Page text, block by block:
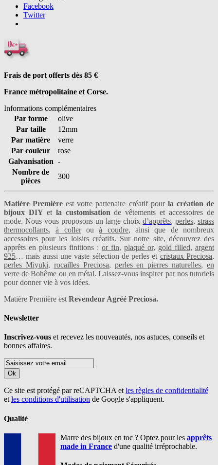
Facebook
Twitter
Frais de port offerts dès 85 €
France métropolitaine et Corse.
Informations complémentaires
Par forme
olive
Par taille
12mm
Par matière
verre
Par couleur
rose
Galvanisation -
Nombre de
pièces
300
Matière Première est votre partenaire créatif pourla création de
bijoux DIY etla customisation de vêtements et accessoires de
mode. Nous vous proposons un large choix d’apprêts, perles, strass
thermocollants,à collerouà coudre, ainsi que de nombreux
accessoires pour les loisirs créatifs. Sur notre site, découvrez des
apprêts en plusieurs finitions : or fin, plaqué or, gold filled, argent
925… mais aussi une vaste sélection de perles et cristaux Preciosa,
perles Miyuki, rocailles Preciosa, perles en pierres naturelles, en
verre de Bohême ou en métal. Laissez-vous inspirer par nostutoriels
pour donner vie à vos idées.
Matière Première est Revendeur Agréé Preciosa.
Newsletter
Inscrivez-vous et recevez les nouveautés, nos astuces, conseils et
bonnes affaires.
Ok
Ce site est protégé par reCAPTCHA etles règles de confidentialité
etles conditions d'utilisation de Google s'appliquent.
Qualité
Marre des bijoux en toc ? Optez pour les apprêts
made in France d'une qualité irréprochable.